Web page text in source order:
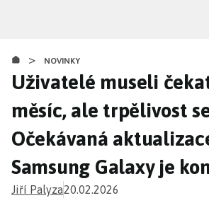
obsahu
> NOVINKY
Uživatelé museli
měsíc, ale trpělivost
Očekávaná
Samsung Galaxy je
Jiří Palyza20.02.2026